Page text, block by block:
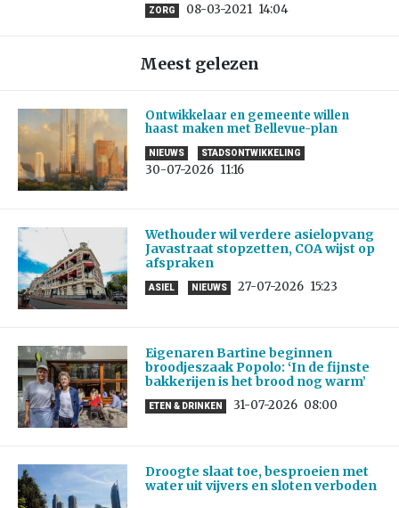
ZORG 08-03-2021 14:04
Meest gelezen
Ontwikkelaar en gemeente willen
haast maken met Bellevue-plan
NIEUWS STADSONTWIKKELING
30-07-2026 11:16
Wethouder wil verdere asielopvang
Javastraat stopzetten, COA wijst op
afspraken
ASIEL NIEUWS 27-07-2026 15:23
Eigenaren Bartine beginnen
broodjeszaak Popolo: ‘In de fijnste
bakkerijen is het brood nog warm’
ETEN & DRINKEN 31-07-2026 08:00
Droogte slaat toe, besproeien met
water uit vijvers en sloten verboden